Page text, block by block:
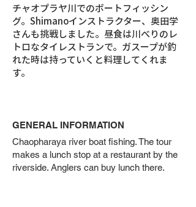
チャオプラヤ川でのボートフィッシン
グ。Shimanoインストラクター、奥田学
さんも挑戦しました。昼食は川べりのレ
トロなタイレストランで。ガスープが釣
れた時は持っていくと料理してくれま
す。
GENERAL INFORMATION
Chaopharaya river boat fishing. The tour
makes a lunch stop at a restaurant by the
riverside. Anglers can buy lunch there.